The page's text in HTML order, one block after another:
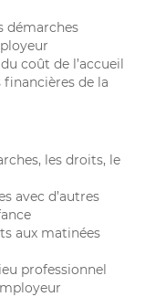
démarches
coût de l’accueil
de la
les droits, le
avec d’autres
aux matinées
professionnel